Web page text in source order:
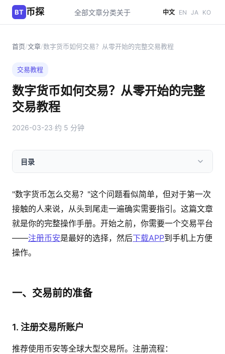
BT 币探 全部文章分类关于 中文 EN JA KO
首页/文章/数字货币如何交易？从零开始的完整交易教程
交易教程
数字货币如何交易？从零开始的完整
交易教程
2026-03-23·约 5 分钟
目录
"数字货币怎么交易？"这个问题看似简单，但对于第一次
接触的人来说，从头到尾走一遍确实需要指引。这篇文章
就是你的完整操作手册。开始之前，你需要一个交易平台
——注册币安是最好的选择，然后下载APP到手机上方便
操作。
一、交易前的准备
1. 注册交易所账户
推荐使用币安等全球大型交易所。注册流程：